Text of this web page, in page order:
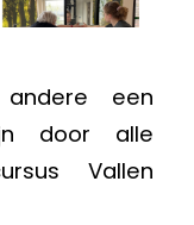
een
door alle
Vallen